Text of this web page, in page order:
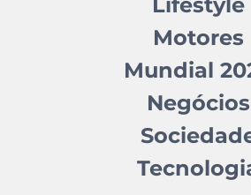
Motores
Mundial
Negócios